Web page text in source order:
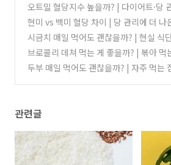
오트밀 혈당지수 높을까? | 다이어트·당
정말 괜찮을까요?
(1)
현미 vs 백미 혈당 차이 | 당 관리에 더 나
은?
(0)
시금치 매일 먹어도 괜찮을까? | 현실 식
과 영양 정리 (0)
브로콜리 데쳐 먹는 게 좋을까? | 볶아 먹
을까요? 현실 식단 기준 정리
(0)
두부 매일 먹어도 괜찮을까? | 자주 먹는
관련글